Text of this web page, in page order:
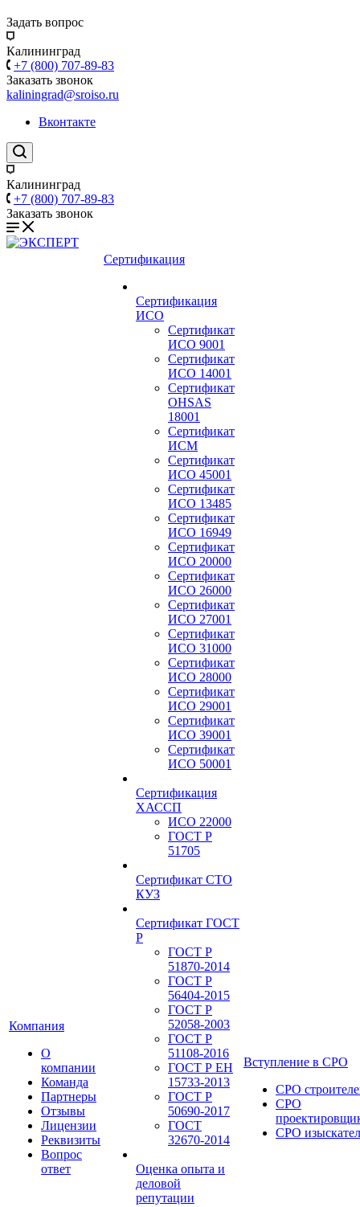
Задать вопрос
Калининград
+7 (800) 707-89-83
Заказать звонок
kaliningrad@sroiso.ru
Вконтакте
Калининград
+7 (800) 707-89-83
Заказать звонок
Компания
О
компании
Команда
Партнеры
Отзывы
Лицензии
Реквизиты
Вопрос
ответ
Сертификация
Сертификация
ИСО
Сертификат
ИСО 9001
Сертификат
ИСО 14001
Сертификат
OHSAS
18001
Сертификат
ИСМ
Сертификат
ИСО 45001
Сертификат
ИСО 13485
Сертификат
ИСО 16949
Сертификат
ИСО 20000
Сертификат
ИСО 26000
Сертификат
ИСО 27001
Сертификат
ИСО 31000
Сертификат
ИСО 28000
Сертификат
ИСО 29001
Сертификат
ИСО 39001
Сертификат
ИСО 50001
Сертификация
ХАССП
ИСО 22000
ГОСТ Р
51705
Сертификат СТО
КУЗ
Сертификат ГОСТ
Р
ГОСТ Р
51870-2014
ГОСТ Р
56404-2015
ГОСТ Р
52058-2003
ГОСТ Р
51108-2016
ГОСТ Р ЕН
15733-2013
ГОСТ Р
50690-2017
ГОСТ
32670-2014
Оценка опыта и
деловой
репутации
Вступление в СРО
СРО
СРО
СРО